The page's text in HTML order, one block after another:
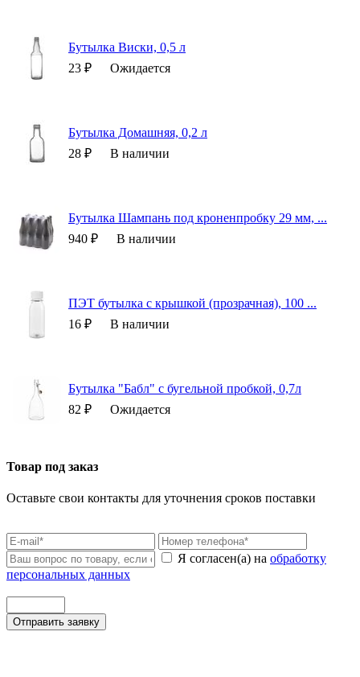
Бутылка Виски, 0,5 л
23 ₽
Ожидается
Бутылка Домашняя, 0,2 л
28 ₽
В наличии
Бутылка Шампань под кроненпробку 29 мм, ...
940 ₽
В наличии
ПЭТ бутылка с крышкой (прозрачная), 100 ...
16 ₽
В наличии
Бутылка "Бабл" с бугельной пробкой, 0,7л
82 ₽
Ожидается
Товар под заказ
Оставьте свои контакты для уточнения сроков поставки
Я согласен(а) на обработку
персональных данных
Отправить заявку